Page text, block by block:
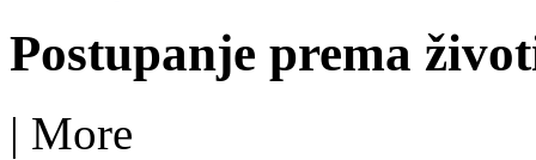
Postupanje prema
| More